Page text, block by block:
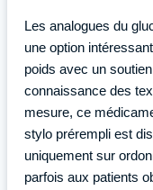
Les analogues du
une option
poids avec un
connaissance des
mesure, ce
stylo prérempli est
uniquement sur
parfois aux patients